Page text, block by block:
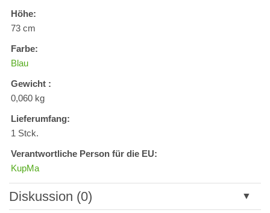
Höhe:
73 cm
Farbe:
Blau
Gewicht :
0,060 kg
Lieferumfang:
1 Stck.
Verantwortliche Person für die EU:
KupMa
Diskussion (0)